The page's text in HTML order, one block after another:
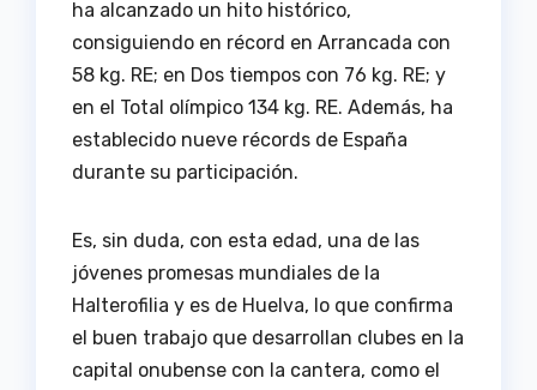
ha alcanzado un hito histórico,
consiguiendo en récord en Arrancada con
58 kg. RE; en Dos tiempos con 76 kg. RE; y
en el Total olímpico 134 kg. RE. Además, ha
establecido nueve récords de España
durante su participación.
Es, sin duda, con esta edad, una de las
jóvenes promesas mundiales de la
Halterofilia y es de Huelva, lo que confirma
el buen trabajo que desarrollan clubes en la
capital onubense con la cantera, como el